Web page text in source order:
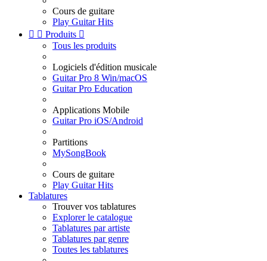
Cours de guitare
Play Guitar Hits
  Produits 
Tous les produits
Logiciels d'édition musicale
Guitar Pro 8 Win/macOS
Guitar Pro Education
Applications Mobile
Guitar Pro iOS/Android
Partitions
MySongBook
Cours de guitare
Play Guitar Hits
Tablatures
Trouver vos tablatures
Explorer le catalogue
Tablatures par artiste
Tablatures par genre
Toutes les tablatures